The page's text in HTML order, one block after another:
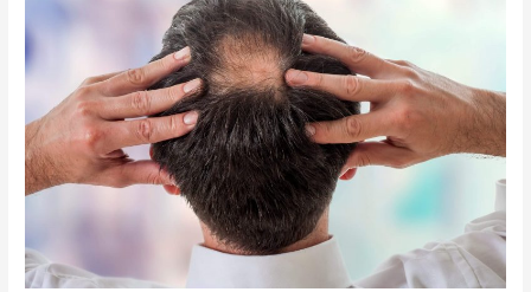
L’alopécie
androgénétique
une
pathologie
capillaire
fréquente